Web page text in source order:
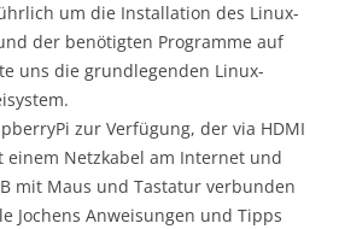
um die Installation des Linux-
der benötigten Programme auf
uns die grundlegenden Linux-
zur Verfügung, der via HDMI
Netzkabel am Internet und
mit Maus und Tastatur verbunden
Jochens Anweisungen und Tipps